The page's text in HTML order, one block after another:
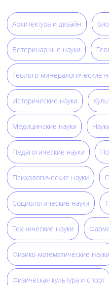
Архитектура и дизайн
Ветеринарные науки
Геолого-минералогические
Исторические науки
Медицинские науки
Педагогические науки
Психологические науки
Социологические науки
Технические науки
Физико-математические науки
Физическая культура и спорт